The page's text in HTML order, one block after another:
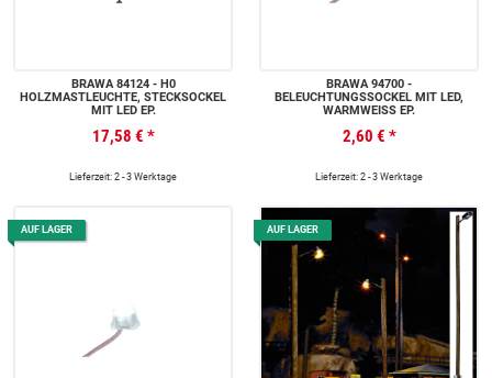
BRAWA 84124 - H0
HOLZMASTLEUCHTE, STECKSOCKEL
MIT LED EP.
17,58 € *
Lieferzeit: 2 - 3 Werktage
BRAWA 94700 -
BELEUCHTUNGSSOCKEL MIT LED,
WARMWEISS EP.
2,60 € *
Lieferzeit: 2 - 3 Werktage
AUF LAGER AUF LAGER